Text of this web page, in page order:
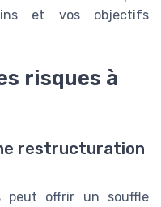
et vos objectifs
risques à
restructuration
peut offrir un souffle